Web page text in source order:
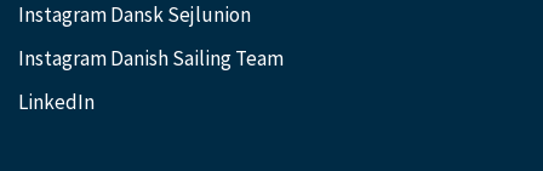
Instagram Dansk Sejlunion
Instagram Danish Sailing Team
LinkedIn